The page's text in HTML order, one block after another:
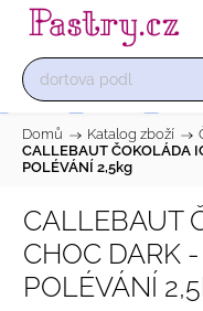
Domů / Katalog zboží /
CALLEBAUT ČOKOLÁDA
POLÉVÁNÍ 2,5kg
CALLEBAUT
CHOC DARK
POLÉVÁNÍ